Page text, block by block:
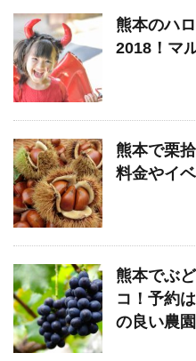
熊本のハ
2018！マ
熊本で栗
料金やイ
熊本でぶ
コ！予約
の良い農園